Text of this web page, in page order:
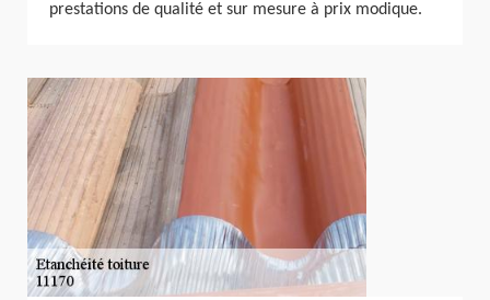
prestations de qualité et sur mesure à prix modique.